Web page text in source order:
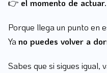
👉 el momento de actuar.
Porque llega un punto en
Ya no puedes volver a
Sabes que si sigues igual,